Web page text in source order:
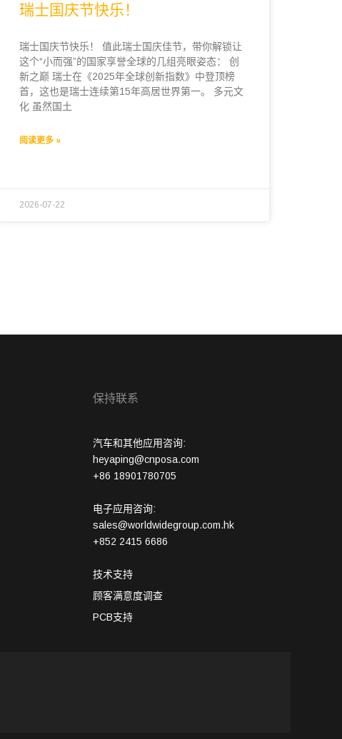
瑞士国庆节快乐！
瑞士国庆节快乐！ 值此瑞士国庆佳节，带你解锁让
这个“小而强”的国家享誉全球的几组亮眼姿态： 创
新之巅 瑞士在《2025年全球创新指数》中登顶榜
首，这也是瑞士连续第15年高居世界第一。 多元文
化 虽然国土
阅读更多 »
2026-07-22
保持联系
汽车和其他应用咨询:
heyaping@cnposa.com
+86 18901780705
电子应用咨询:
sales@worldwidegroup.com.hk
+852 2415 6686
技术支持
顾客满意度调查
PCB支持